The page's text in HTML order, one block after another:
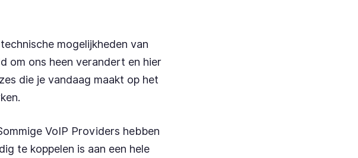
mogelijkheden van
om ons heen verandert en hier
die je vandaag maakt op het
VoIP Providers hebben
te koppelen is aan een hele